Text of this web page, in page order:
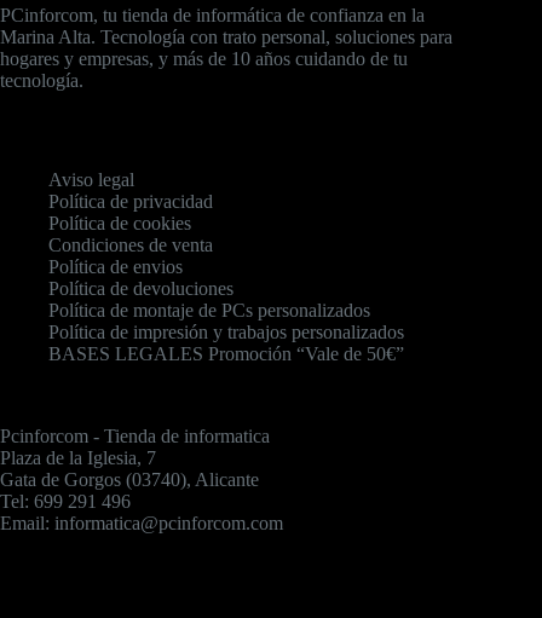
PCinforcom, tu tienda de informática de confianza en la
Marina Alta. Tecnología con trato personal, soluciones para
hogares y empresas, y más de 10 años cuidando de tu
tecnología.
Aviso legal
Política de privacidad
Política de cookies
Condiciones de venta
Política de envios
Política de devoluciones
Política de montaje de PCs personalizados
Política de impresión y trabajos personalizados
BASES LEGALES Promoción “Vale de 50€”
Pcinforcom - Tienda de informatica
Plaza de la Iglesia, 7
Gata de Gorgos (03740), Alicante
Tel: 699 291 496
Email: informatica@pcinforcom.com